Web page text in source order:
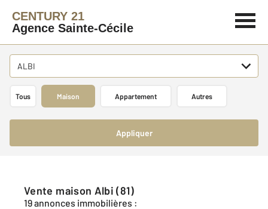
CENTURY 21
Agence Sainte-Cécile
ALBI
Tous Maison Appartement Autres
Appliquer
Vente maison Albi (81)
19 annonces immobilières :